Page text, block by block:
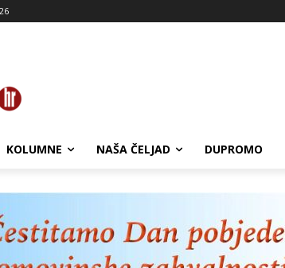
KOLUMNE NAŠA ČELJAD DUPROMO